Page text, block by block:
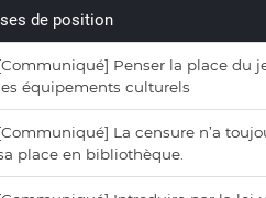
de position
Penser la place du
équipements culturels
La censure n’a
place en bibliothèque.